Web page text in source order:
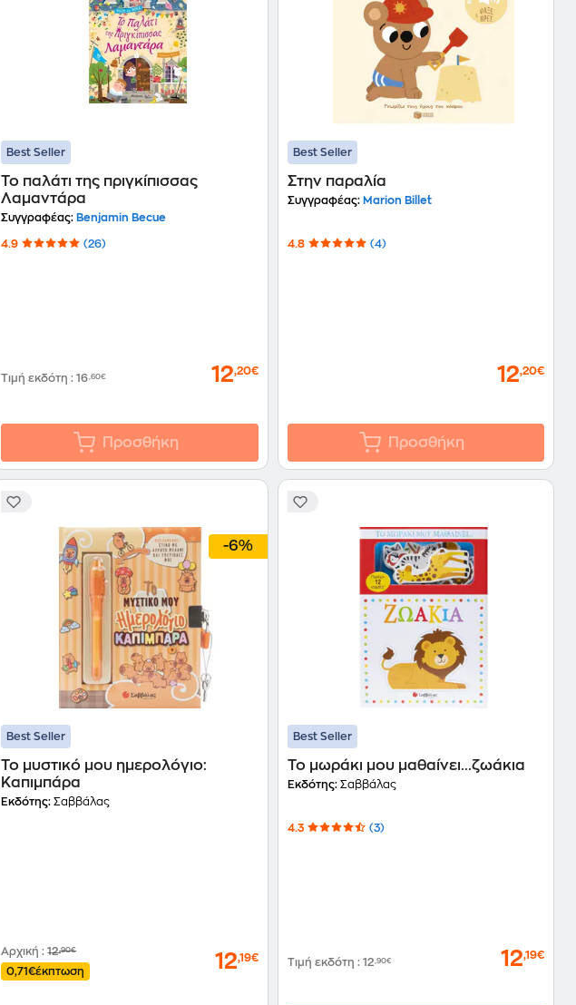
Best Seller
Το παλάτι της πριγκίπισσας
Λαμαντάρα
Συγγραφέας: Benjamin Becue
4.9 (26)
Τιμή εκδότη:16,60€ 12,20€
Προσθήκη
Best Seller
Στην παραλία
Συγγραφέας:Marion Billet
4.8 (4)
12,20€
Προσθήκη
-6%
Best Seller
Το μυστικό μου ημερολόγιο:
Καπιμπάρα
Εκδότης: Σαββάλας
Αρχική:12,90€
0,71€έκπτωση 12,19€
Best Seller
Το μωράκι μου μαθαίνει...ζωάκια
Εκδότης:Σαββάλας
4.3 (3)
Τιμή εκδότη : 12,90€ 12,19€